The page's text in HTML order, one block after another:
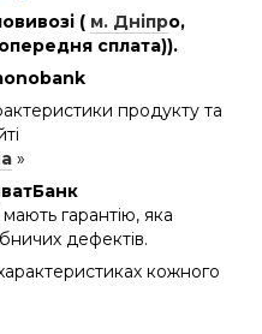
( м. Дніпро,
сплата)).
продукту та
»
гарантію, яка
дефектів.
характеристиках кожного